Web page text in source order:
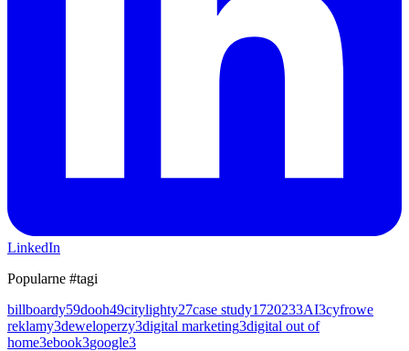
LinkedIn
Popularne #tagi
billboardy59dooh49citylighty27case study1720233AI3cyfrowe
reklamy3deweloperzy3digital marketing3digital out of
home3ebook3google3